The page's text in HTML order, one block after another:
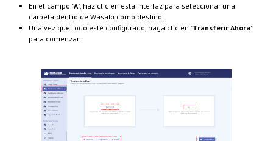
En el campo "A", haz clic en esta interfaz para seleccionar una
carpeta dentro de Wasabi como destino.
Una vez que todo esté configurado, haga clic en "Transferir Ahora"
para comenzar.